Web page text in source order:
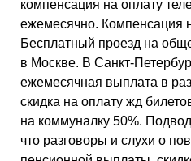
компенсация на оплату
ежемесячно. Компенсация
Бесплатный проезд на
в Москве. В Санкт-
ежемесячная выплата в
скидка на оплату жд
на коммуналку 50%.
что разговоры и слухи о